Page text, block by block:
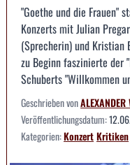
"Goethe und die Frauen"
Konzerts mit Julian
(Sprecherin) und Kristian
zu Beginn faszinierte der
Schuberts "Willkommen
Geschrieben vonALEXANDER
Veröffentlichungsdatum:
Kategorien:KonzertKritiken